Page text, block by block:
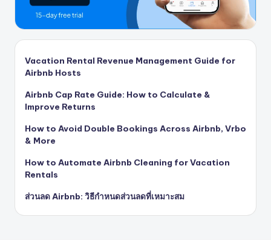
Vacation Rental Revenue Management Guide for
Airbnb Hosts
Airbnb Cap Rate Guide: How to Calculate &
Improve Returns
How to Avoid Double Bookings Across Airbnb, Vrbo
& More
How to Automate Airbnb Cleaning for Vacation
Rentals
ส่วนลด Airbnb: วิธีกำหนดส่วนลดที่เหมาะสม